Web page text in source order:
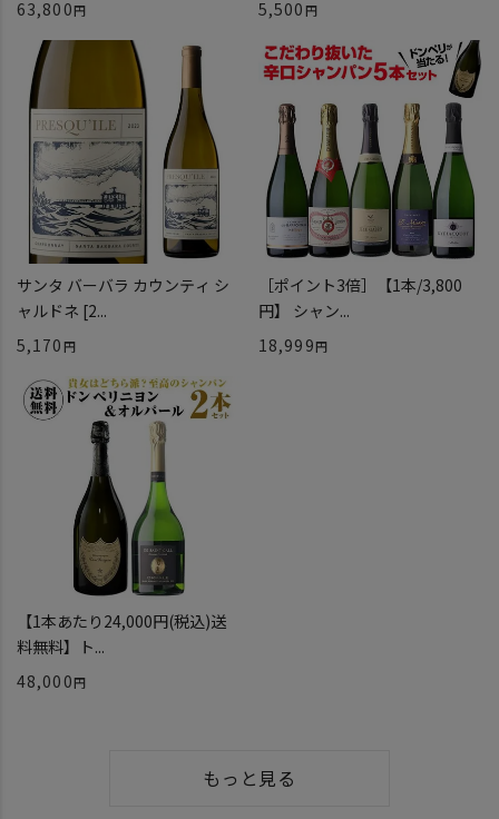
63,800
5,500
サンタ バーバラ カウンティ シ
ャルドネ [2...
5,170
［ポイント3倍］【1本/3,800
円】 シャン...
18,999
【1本あたり24,000円(税込)送
料無料】ト...
48,000
もっと見る